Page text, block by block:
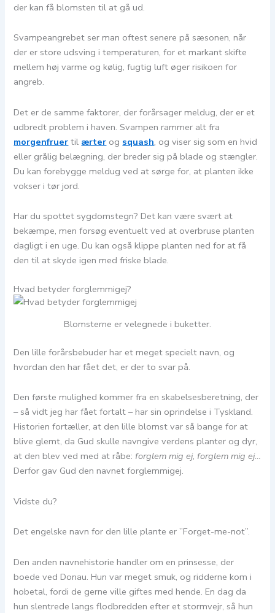
der kan få blomsten til at gå ud.
Svampeangrebet ser man oftest senere på sæsonen, når
der er store udsving i temperaturen, for et markant skifte
mellem høj varme og kølig, fugtig luft øger risikoen for
angreb.
Det er de samme faktorer, der forårsager meldug, der er et
udbredt problem i haven. Svampen rammer alt fra
morgenfruer til ærter og squash, og viser sig som en hvid
eller grålig belægning, der breder sig på blade og stængler.
Du kan forebygge meldug ved at sørge for, at planten ikke
vokser i tør jord.
Har du spottet sygdomstegn? Det kan være svært at
bekæmpe, men forsøg eventuelt ved at overbruse planten
dagligt i en uge. Du kan også klippe planten ned for at få
den til at skyde igen med friske blade.
Hvad betyder forglemmigej?
Blomsterne er velegnede i buketter.
Den lille forårsbebuder har et meget specielt navn, og
hvordan den har fået det, er der to svar på.
Den første mulighed kommer fra en skabelsesberetning, der
– så vidt jeg har fået fortalt – har sin oprindelse i Tyskland.
Historien fortæller, at den lille blomst var så bange for at
blive glemt, da Gud skulle navngive verdens planter og dyr,
at den blev ved med at råbe:forglem mig ej, forglem mig ej…
Derfor gav Gud den navnet forglemmigej.
Vidste du?
Det engelske navn for den lille plante er ”Forget-me-not”.
Den anden navnehistorie handler om en prinsesse, der
boede ved Donau. Hun var meget smuk, og ridderne kom i
hobetal, fordi de gerne ville giftes med hende. En dag da
hun slentrede langs flodbredden efter et stormvejr, så hun